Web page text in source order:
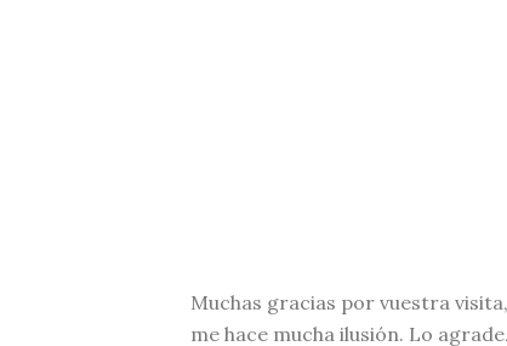
Muchas gracias por vuestra
me hace mucha ilusión. Lo